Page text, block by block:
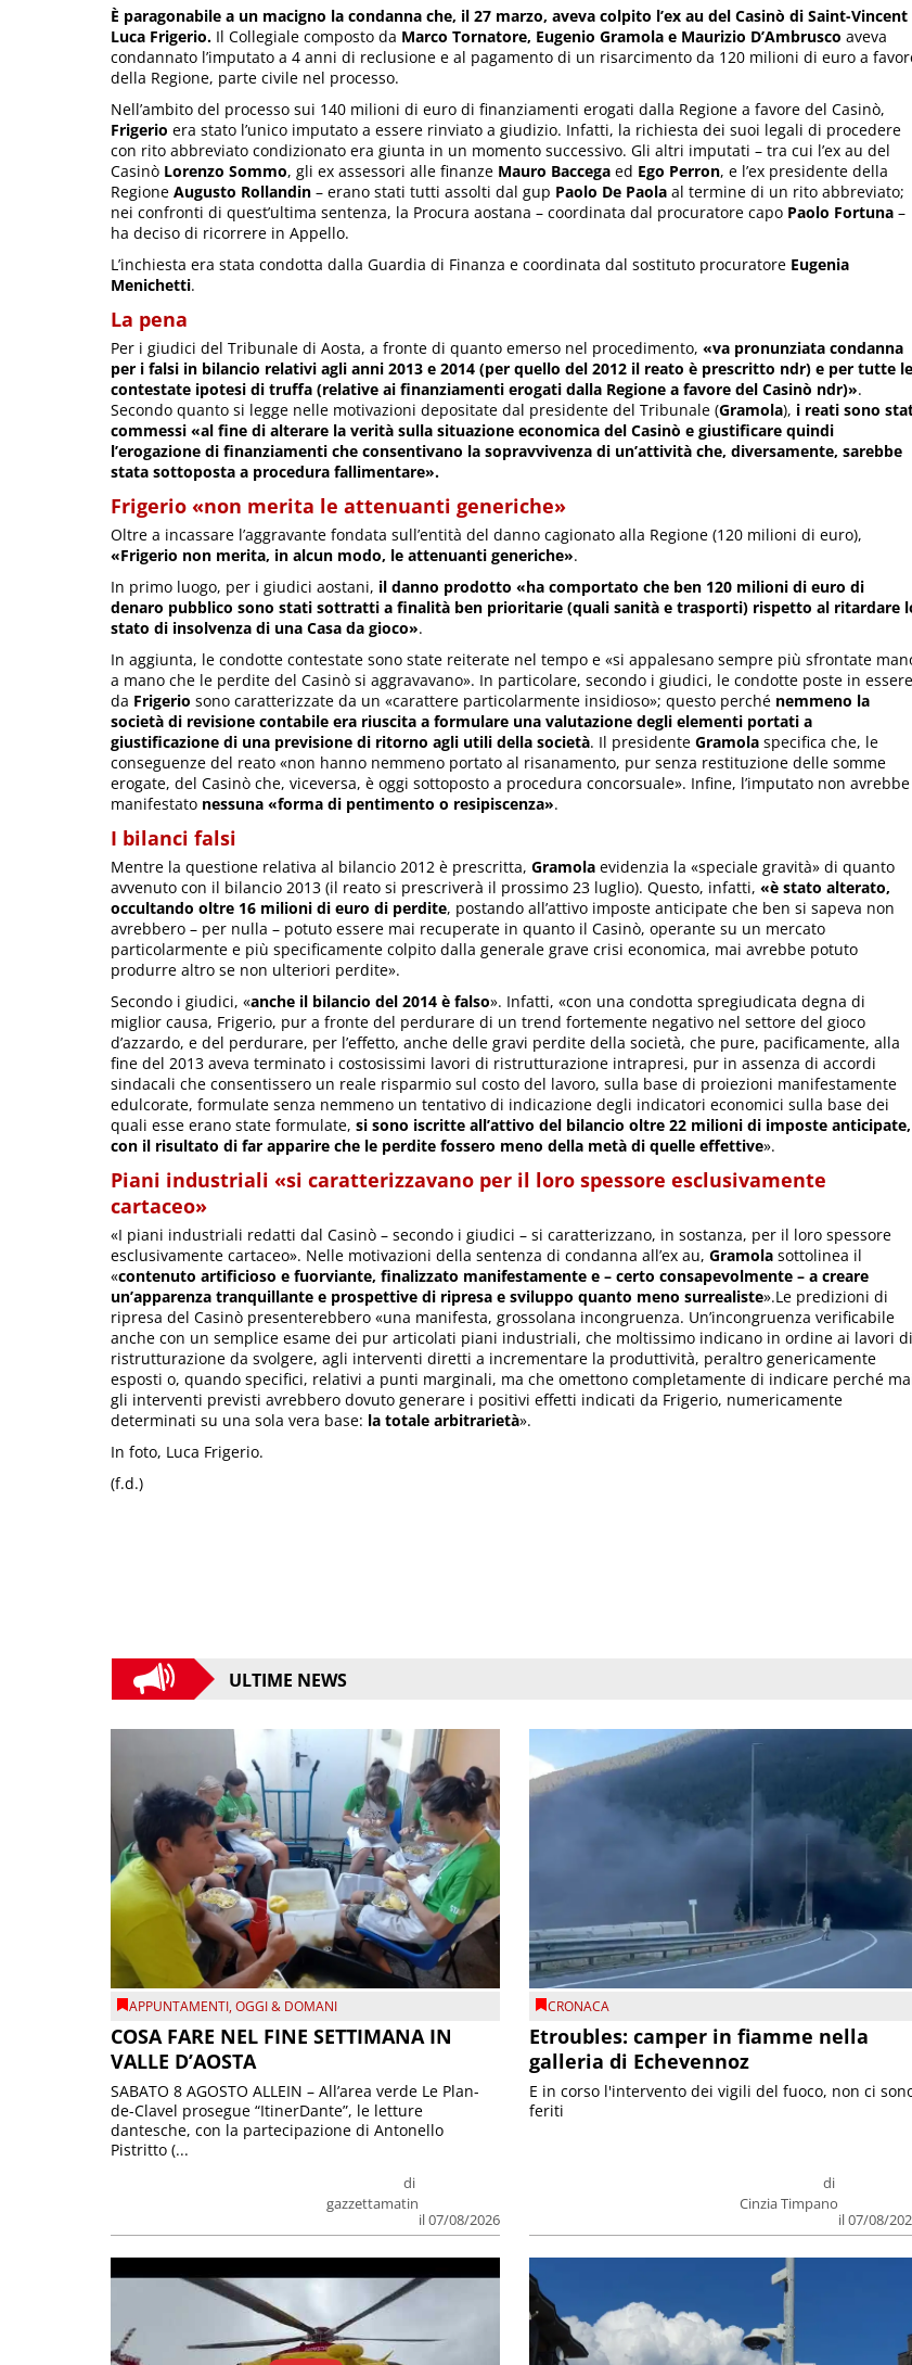
È paragonabile a un macigno la condanna che, il 27 marzo, aveva colpito l’ex au del Casinò di Saint-Vincent
Luca Frigerio. Il Collegiale composto da Marco Tornatore, Eugenio Gramola e Maurizio D’Ambrusco aveva
condannato l’imputato a 4 anni di reclusione e al pagamento di un risarcimento da 120 milioni di euro a
della Regione, parte civile nel processo.
Nell’ambito del processo sui 140 milioni di euro di finanziamenti erogati dalla Regione a favore del Casinò,
Frigerio era stato l’unico imputato a essere rinviato a giudizio. Infatti, la richiesta dei suoi legali di procedere
con rito abbreviato condizionato era giunta in un momento successivo. Gli altri imputati – tra cui l’ex au del
Casinò Lorenzo Sommo, gli ex assessori alle finanze Mauro Baccega ed Ego Perron, e l’ex presidente della
Regione Augusto Rollandin – erano stati tutti assolti dal gup Paolo De Paola al termine di un rito abbreviato;
nei confronti di quest’ultima sentenza, la Procura aostana – coordinata dal procuratore capo Paolo Fortuna –
ha deciso di ricorrere in Appello.
L’inchiesta era stata condotta dalla Guardia di Finanza e coordinata dal sostituto procuratore Eugenia
Menichetti.
La pena
Per i giudici del Tribunale di Aosta, a fronte di quanto emerso nel procedimento, «va pronunziata condanna
per i falsi in bilancio relativi agli anni 2013 e 2014 (per quello del 2012 il reato è prescritto ndr) e per tutte le
contestate ipotesi di truffa (relative ai finanziamenti erogati dalla Regione a favore del Casinò ndr)».
Secondo quanto si legge nelle motivazioni depositate dal presidente del Tribunale (Gramola), i reati sono
commessi «al fine di alterare la verità sulla situazione economica del Casinò e giustificare quindi
l’erogazione di finanziamenti che consentivano la sopravvivenza di un’attività che, diversamente, sarebbe
stata sottoposta a procedura fallimentare».
Frigerio «non merita le attenuanti generiche»
Oltre a incassare l’aggravante fondata sull’entità del danno cagionato alla Regione (120 milioni di euro),
«Frigerio non merita, in alcun modo, le attenuanti generiche».
In primo luogo, per i giudici aostani, il danno prodotto «ha comportato che ben 120 milioni di euro di
denaro pubblico sono stati sottratti a finalità ben prioritarie (quali sanità e trasporti) rispetto al ritardare
stato di insolvenza di una Casa da gioco».
In aggiunta, le condotte contestate sono state reiterate nel tempo e «si appalesano sempre più sfrontate
a mano che le perdite del Casinò si aggravavano». In particolare, secondo i giudici, le condotte poste in essere
da Frigerio sono caratterizzate da un «carattere particolarmente insidioso»; questo perché nemmeno la
società di revisione contabile era riuscita a formulare una valutazione degli elementi portati a
giustificazione di una previsione di ritorno agli utili della società. Il presidente Gramola specifica che, le
conseguenze del reato «non hanno nemmeno portato al risanamento, pur senza restituzione delle somme
erogate, del Casinò che, viceversa, è oggi sottoposto a procedura concorsuale». Infine, l’imputato non avrebbe
manifestato nessuna «forma di pentimento o resipiscenza».
I bilanci falsi
Mentre la questione relativa al bilancio 2012 è prescritta, Gramola evidenzia la «speciale gravità» di quanto
avvenuto con il bilancio 2013 (il reato si prescriverà il prossimo 23 luglio). Questo, infatti, «è stato alterato,
occultando oltre 16 milioni di euro di perdite, postando all’attivo imposte anticipate che ben si sapeva non
avrebbero – per nulla – potuto essere mai recuperate in quanto il Casinò, operante su un mercato
particolarmente e più specificamente colpito dalla generale grave crisi economica, mai avrebbe potuto
produrre altro se non ulteriori perdite».
Secondo i giudici, «anche il bilancio del 2014 è falso». Infatti, «con una condotta spregiudicata degna di
miglior causa, Frigerio, pur a fronte del perdurare di un trend fortemente negativo nel settore del gioco
d’azzardo, e del perdurare, per l’effetto, anche delle gravi perdite della società, che pure, pacificamente, alla
fine del 2013 aveva terminato i costosissimi lavori di ristrutturazione intrapresi, pur in assenza di accordi
sindacali che consentissero un reale risparmio sul costo del lavoro, sulla base di proiezioni manifestamente
edulcorate, formulate senza nemmeno un tentativo di indicazione degli indicatori economici sulla base dei
quali esse erano state formulate, si sono iscritte all’attivo del bilancio oltre 22 milioni di imposte anticipate,
con il risultato di far apparire che le perdite fossero meno della metà di quelle effettive».
Piani industriali «si caratterizzavano per il loro spessore esclusivamente
cartaceo»
«I piani industriali redatti dal Casinò – secondo i giudici – si caratterizzano, in sostanza, per il loro spessore
esclusivamente cartaceo». Nelle motivazioni della sentenza di condanna all’ex au, Gramola sottolinea il
«contenuto artificioso e fuorviante, finalizzato manifestamente e – certo consapevolmente – a creare
un’apparenza tranquillante e prospettive di ripresa e sviluppo quanto meno surrealiste».Le predizioni di
ripresa del Casinò presenterebbero «una manifesta, grossolana incongruenza. Un’incongruenza verificabile
anche con un semplice esame dei pur articolati piani industriali, che moltissimo indicano in ordine ai lavori di
ristrutturazione da svolgere, agli interventi diretti a incrementare la produttività, peraltro genericamente
esposti o, quando specifici, relativi a punti marginali, ma che omettono completamente di indicare perché
gli interventi previsti avrebbero dovuto generare i positivi effetti indicati da Frigerio, numericamente
determinati su una sola vera base: la totale arbitrarietà».
In foto, Luca Frigerio.
(f.d.)
ULTIME NEWS
APPUNTAMENTI,OGGI & DOMANI
COSA FARE NEL FINE SETTIMANA IN
VALLE D’AOSTA
di
gazzettamatin
il 07/08/2026
SABATO 8 AGOSTO ALLEIN – All’area verde Le Plan-
de-Clavel prosegue “ItinerDante”, le letture
dantesche, con la partecipazione di Antonello
Pistritto (...
CRONACA
Etroubles: camper in fiamme nella
galleria di Echevennoz
di
Cinzia Timpano
il 07/08/
E in corso l'intervento dei vigili del fuoco, non ci
feriti